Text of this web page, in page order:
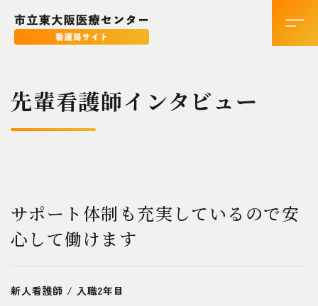
先輩看護師インタビュー
サポート体制も充実しているので安
心して働けます
新人看護師 / 入職2年目